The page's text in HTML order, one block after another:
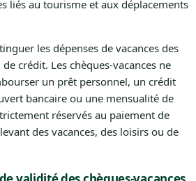
liés au tourisme et aux déplacements
les dépenses de vacances des
crédit. Les chèques-vacances ne
un prêt personnel, un crédit
bancaire ou une mensualité de
réservés au paiement de
des vacances, des loisirs ou de